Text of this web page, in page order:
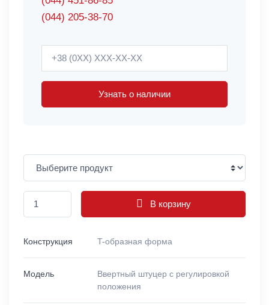
(044) 205-38-70
Узнать о наличии
В корзину
Конструкция T-образная форма
Модель
Ввертный штуцер с регулировкой
положения